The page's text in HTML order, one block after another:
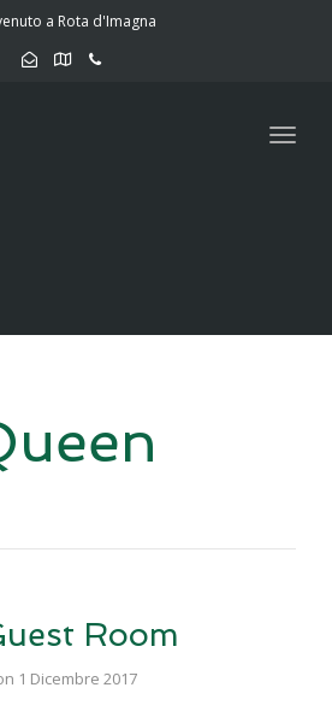
a Rota d'Imagna
Room
1 Dicembre 2017